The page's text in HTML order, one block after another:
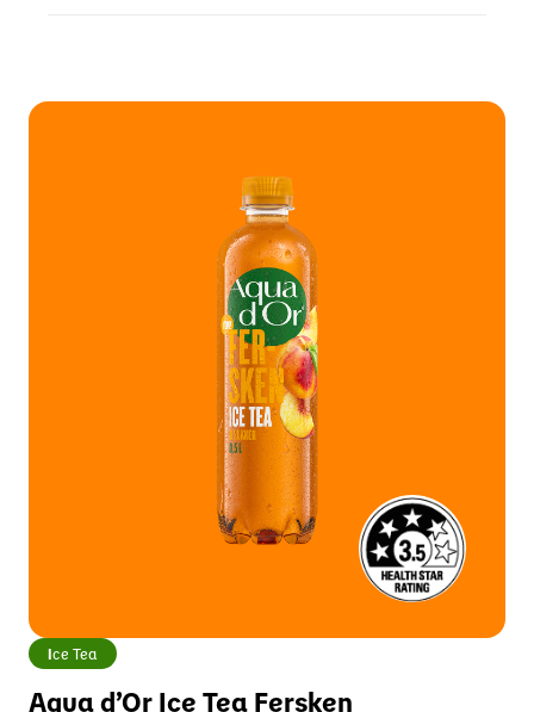
Ice Tea
Aqua d’Or Ice Tea Fersken